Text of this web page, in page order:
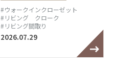
#ウォークインクローゼット
#リビング クローク
#リビング間取り
2026.07.29